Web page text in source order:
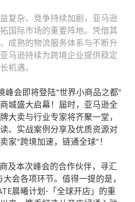
复杂、竞争持续加剧，亚马逊
国际市场的重要阵地。凭借其
成熟的物流服务体系与不断升
马逊持续为跨境企业提供稳定
机遇。
峰会即将登陆“世界小商品之都”
城盛大启幕！届时，亚马逊全
大卖与行业专家将齐聚一堂，
、实战案例分享及优质资源对
家“跨境加速，链通全球” ！
及本次峰会的合作伙伴，寻汇
会各项环节。值得一提的是，
晨曦计划 - 「全球开店」的重